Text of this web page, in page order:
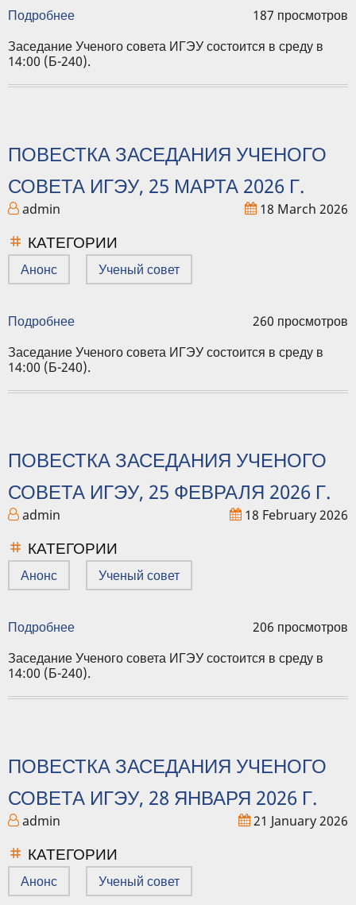
Подробнее
заседания
Ученого
ИГЭУ,
г.
187 просмотров
Заседание Ученого совета ИГЭУ состоится в среду в
14:00 (Б-240).
ПОВЕСТКА ЗАСЕДАНИЯ УЧЕНОГО
СОВЕТА ИГЭУ, 25 МАРТА 2026 Г.
admin 18 March 2026
КАТЕГОРИИ
Анонс Ученый совет
Подробнее
заседания
Ученого
ИГЭУ,
г.
260 просмотров
Заседание Ученого совета ИГЭУ состоится в среду в
14:00 (Б-240).
ПОВЕСТКА ЗАСЕДАНИЯ УЧЕНОГО
СОВЕТА ИГЭУ, 25 ФЕВРАЛЯ 2026 Г.
admin 18 February 2026
КАТЕГОРИИ
Анонс Ученый совет
Подробнее
заседания
Ученого
ИГЭУ,
г.
206 просмотров
Заседание Ученого совета ИГЭУ состоится в среду в
14:00 (Б-240).
ПОВЕСТКА ЗАСЕДАНИЯ УЧЕНОГО
СОВЕТА ИГЭУ, 28 ЯНВАРЯ 2026 Г.
admin 21 January 2026
КАТЕГОРИИ
Анонс Ученый совет